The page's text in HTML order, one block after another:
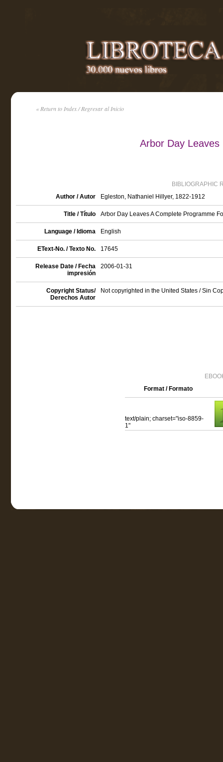
« Return to Index / Regresar al Inicio
Arbor Day Leaves
BIBLIOGRAPHIC
Author / Autor
Egleston, Nathaniel Hillyer, 1822-1912
Title / Título Arbor Day Leaves A Complete Programme
Language / Idioma English
EText-No. / Texto No. 17645
Release Date / Fecha
impresión
2006-01-31
Copyright Status/
Derechos Autor
Not copyrighted in the United States / Sin
Format / Formato
text/plain; charset="iso-8859-
1"